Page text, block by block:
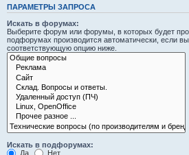
ПАРАМЕТРЫ ЗАПРОСА
Искать в форумах:
Выберите форум или форумы, в которых будет
подфорумах производится автоматически, если
соответствующую опцию ниже.
Искать в подфорумах:
Да
Нет